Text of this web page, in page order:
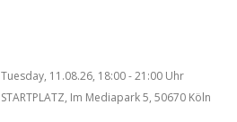
Tuesday, 11.08.26, 18:00 - 21:00 Uhr
STARTPLATZ, Im Mediapark 5, 50670 Köln